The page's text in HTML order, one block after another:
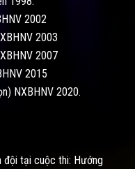
2002
2003
2007
2015
NXBHNV 2020.
đội tại cuộc thi: Hướng